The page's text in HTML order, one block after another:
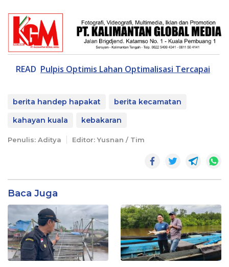
READ Pulpis Optimis Lahan Optimalisasi Tercapai
berita handep hapakat
berita kecamatan
kahayan kuala
kebakaran
Penulis: Aditya Editor: Yusnan / Tim
Baca Juga